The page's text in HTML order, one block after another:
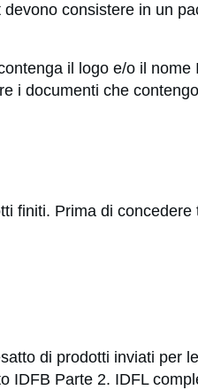
consistere in un
il logo e/o il nome
i documenti che
finiti. Prima di concedere
di prodotti inviati per
IDFB Parte 2. IDFL